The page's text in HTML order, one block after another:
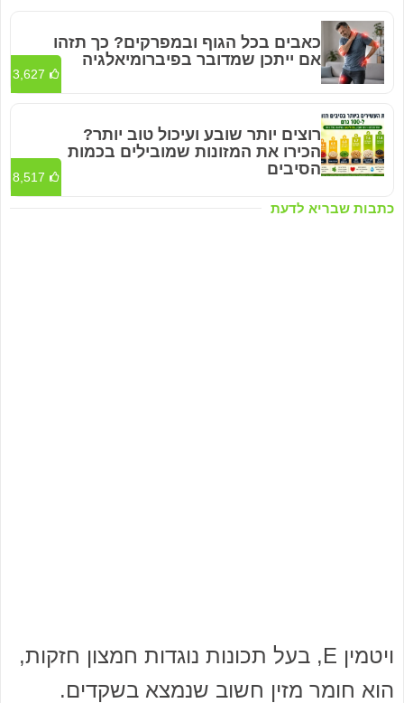
כתבות שבריא לדעת
כאבים בכל הגוף ובמפרקים? כך תזהו
אם ייתכן שמדובר בפיברומיאלגיה
3,627
רוצים יותר שובע ועיכול טוב יותר?
הכירו את המזונות שמובילים בכמות
הסיבים
8,517
ויטמין E, בעל תכונות נוגדות חמצון חזקות,
הוא חומר מזין חשוב שנמצא בשקדים.